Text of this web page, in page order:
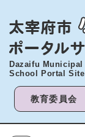
Dazaifu
School Portal Site
教育委員会